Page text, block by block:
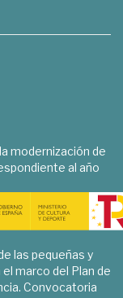
modernización de
al año
las pequeñas y
marco del Plan de
Convocatoria